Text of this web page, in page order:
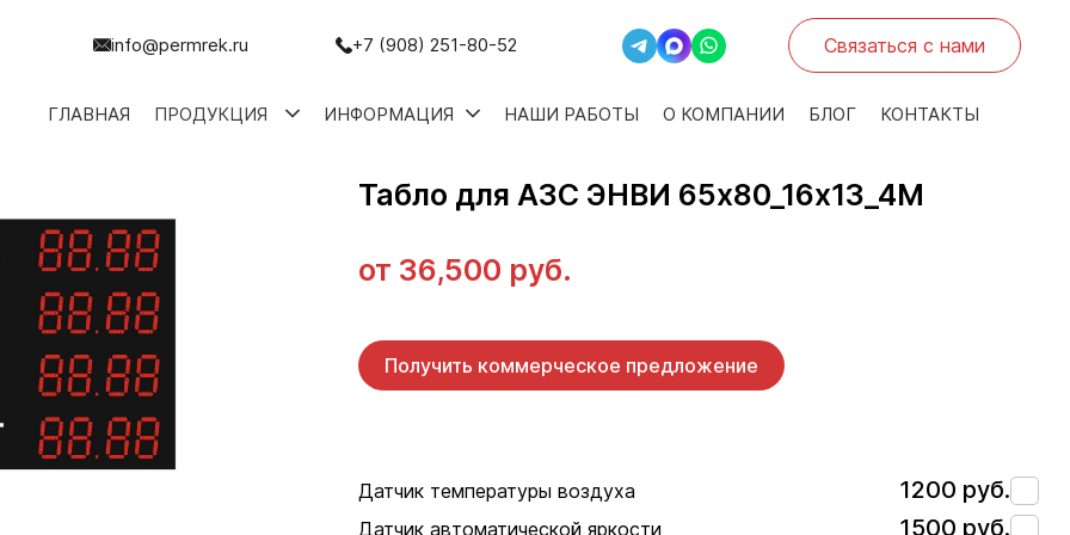
info@permrek.ru +7 (908) 251-80-52 Связаться с нами
ГЛАВНАЯ ПРОДУКЦИЯ ИНФОРМАЦИЯ НАШИ РАБОТЫ О КОМПАНИИ БЛОГ КОНТАКТЫ
Табло для АЗС ЭНВИ 65х80_16х13_4М
от 36,500 руб.
Получить коммерческое предложение
Датчик температуры воздуха 1200 руб.
Датчик автоматической яркости 1500 руб.